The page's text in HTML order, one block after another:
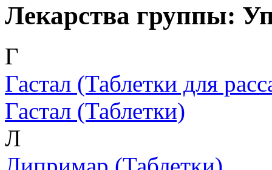
Лекарства группы:
Г
Гастал (Таблетки для
Гастал (Таблетки)
Л